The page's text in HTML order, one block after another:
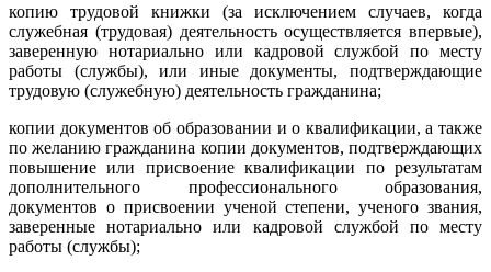
копию трудовой книжки (за исключением случаев, когда
служебная (трудовая) деятельность осуществляется впервые),
заверенную нотариально или кадровой службой по месту
работы (службы), или иные документы, подтверждающие
трудовую (служебную) деятельность гражданина;
копии документов об образовании и о квалификации, а также
по желанию гражданина копии документов, подтверждающих
повышение или присвоение квалификации по результатам
дополнительного профессионального образования,
документов о присвоении ученой степени, ученого звания,
заверенные нотариально или кадровой службой по месту
работы (службы);